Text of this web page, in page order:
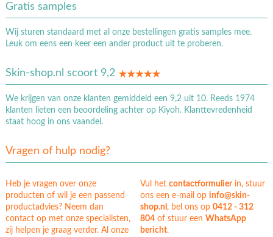
Gratis samples
Wij sturen standaard met al onze bestellingen gratis samples mee.
Leuk om eens een keer een ander product uit te proberen.
Skin-shop.nl scoort 9,2
We krijgen van onze klanten gemiddeld een 9,2 uit 10. Reeds 1974
klanten lieten een beoordeling achter op Kiyoh. Klanttevredenheid
staat hoog in ons vaandel.
Vragen of hulp nodig?
Heb je vragen over onze
producten of wil je een passend
productadvies? Neem dan
contact op met onze specialisten,
zij helpen je graag verder. Al onze
Vul hetcontactformulierin, stuur
ons een e-mail op info@skin-
shop.nl, bel ons op0412 - 312
804 of stuur eenWhatsApp
bericht.